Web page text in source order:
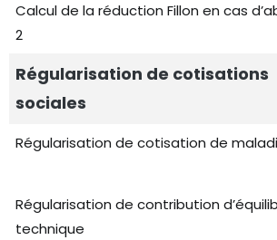
Calcul de la réduction Fillon en cas
2
Régularisation de cotisations
sociales
Régularisation de cotisation de
Régularisation de contribution
technique